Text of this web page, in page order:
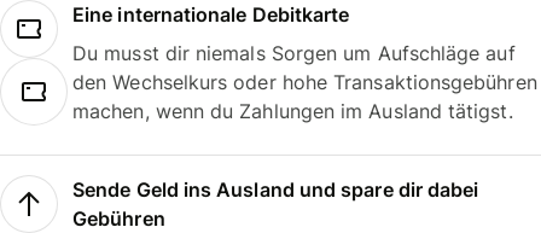
Eine internationale Debitkarte
Du musst dir niemals Sorgen um Aufschläge auf
den Wechselkurs oder hohe Transaktionsgebühren
machen, wenn du Zahlungen im Ausland tätigst.
Sende Geld ins Ausland und spare dir dabei
Gebühren